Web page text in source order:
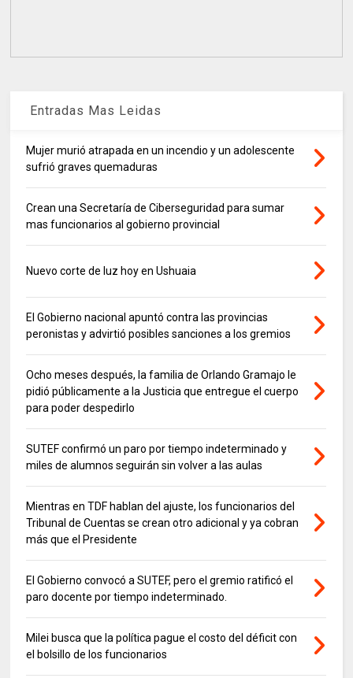
Entradas Mas Leidas
Mujer murió atrapada en un incendio y un adolescente
sufrió graves quemaduras
Crean una Secretaría de Ciberseguridad para sumar
mas funcionarios al gobierno provincial
Nuevo corte de luz hoy en Ushuaia
El Gobierno nacional apuntó contra las provincias
peronistas y advirtió posibles sanciones a los gremios
Ocho meses después, la familia de Orlando Gramajo le
pidió públicamente a la Justicia que entregue el cuerpo
para poder despedirlo
SUTEF confirmó un paro por tiempo indeterminado y
miles de alumnos seguirán sin volver a las aulas
Mientras en TDF hablan del ajuste, los funcionarios del
Tribunal de Cuentas se crean otro adicional y ya cobran
más que el Presidente
El Gobierno convocó a SUTEF, pero el gremio ratificó el
paro docente por tiempo indeterminado.
Milei busca que la política pague el costo del déficit con
el bolsillo de los funcionarios